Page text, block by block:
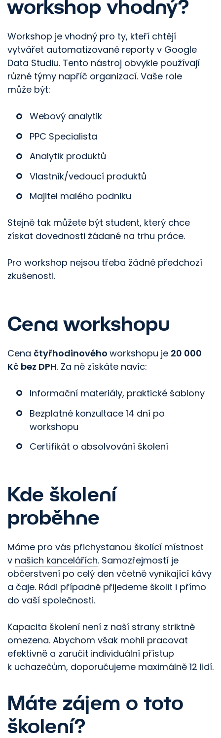
workshop vhodný?
Workshop je vhodný pro ty, kteří chtějí
vytvářet automatizované reporty v Google
Data Studiu. Tento nástroj obvykle používají
různé týmy napříč organizací. Vaše role
může být:
Webový analytik
PPC Specialista
Analytik produktů
Vlastník/​vedoucí produktů
Majitel malého podniku
Stejně tak můžete být student, který chce
získat dovednosti žádané na trhu práce.
Pro workshop nejsou třeba žádné předchozí
zkušenosti.
Cena workshopu
Cena čtyřhodinového workshopu je 20 000
Kč bez DPH. Za ně získáte navíc:
Informační materiály, praktické šablony
Bezplatné konzultace 14 dní po
workshopu
Certifikát o absolvování školení
Kde školení
proběhne
Máme pro vás přichystanou školící místnost
v našich kancelářích. Samozřejmostí je
občerstvení po celý den včetně vynikající kávy
a čaje. Rádi případně přijedeme školit i přímo
do vaší společnosti.
Kapacita školení není z naší strany striktně
omezena. Abychom však mohli pracovat
efektivně a zaručit individuální přístup
k uchazečům, doporučujeme maximálně 12 lidí.
Máte zájem o toto
školení?